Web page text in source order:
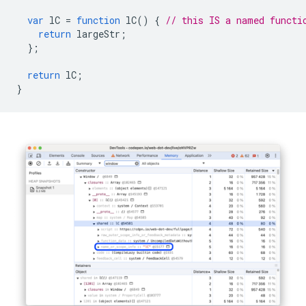
var lC = function lC() { // this IS a named
return largeStr ;
};
return lC ;
}